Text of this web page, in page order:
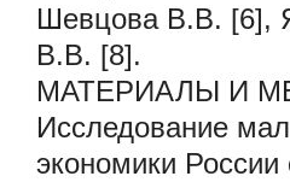
Шевцова В.В. [6],
В.В. [8].
МАТЕРИАЛЫ И
Исследование
экономики